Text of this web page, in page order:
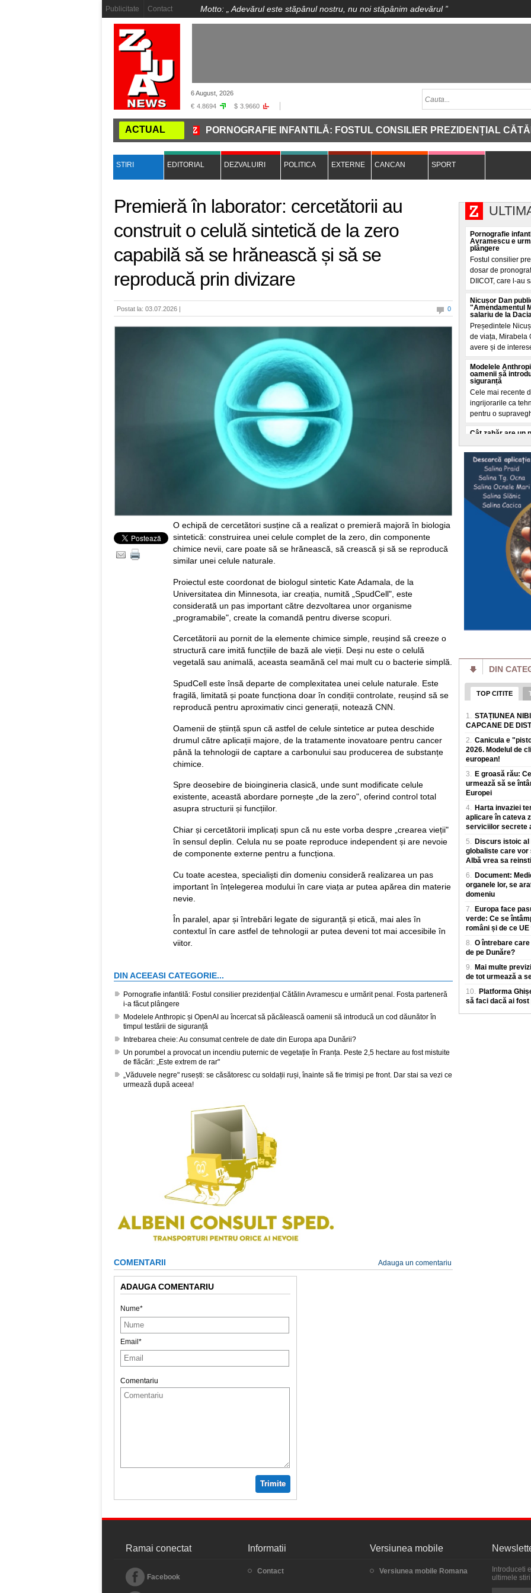
Publicitate Contact Motto: „ Adevărul este stăpânul nostru, nu noi stăpânim adevărul”
6 August, 2026
€ 4.8694 $ 3.9660
ACTUAL
ÎȘI MUTĂ CAPITALA LA NIBIRU PORNOGRAFIE INFANTILĂ: FOSTUL CONSILIER PREZIDENȚIAL CĂTĂLIN
STIRI EDITORIAL DEZVALUIRI POLITICA EXTERNE CANCAN SPORT
Premieră în laborator: cercetătorii au
construit o celulă sintetică de la zero
capabilă să se hrănească și să se
reproducă prin divizare
Postat la: 03.07.2026 | 0
O echipă de cercetători susține că a realizat o premieră majoră în biologia
sintetică: construirea unei celule complet de la zero, din componente
chimice nevii, care poate să se hrănească, să crească și să se reproducă
similar unei celule naturale.
Proiectul este coordonat de biologul sintetic Kate Adamala, de la
Universitatea din Minnesota, iar creația, numită „SpudCell", este
considerată un pas important către dezvoltarea unor organisme
„programabile", create la comandă pentru diverse scopuri.
Cercetătorii au pornit de la elemente chimice simple, reușind să creeze o
structură care imită funcțiile de bază ale vieții. Deși nu este o celulă
vegetală sau animală, aceasta seamănă cel mai mult cu o bacterie simplă.
SpudCell este însă departe de complexitatea unei celule naturale. Este
fragilă, limitată și poate funcționa doar în condiții controlate, reușind să se
reproducă pentru aproximativ cinci generații, notează CNN.
Oamenii de știință spun că astfel de celule sintetice ar putea deschide
drumul către aplicații majore, de la tratamente inovatoare pentru cancer
până la tehnologii de captare a carbonului sau producerea de substanțe
chimice.
Spre deosebire de bioingineria clasică, unde sunt modificate celule
existente, această abordare pornește „de la zero", oferind control total
asupra structurii și funcțiilor.
Chiar și cercetătorii implicați spun că nu este vorba despre „crearea vieții"
în sensul deplin. Celula nu se poate reproduce independent și are nevoie
de componente externe pentru a funcționa.
Cu toate acestea, specialiști din domeniu consideră realizarea un pas
important în înțelegerea modului în care viața ar putea apărea din materie
nevie.
În paralel, apar și întrebări legate de siguranță și etică, mai ales în
contextul în care astfel de tehnologii ar putea deveni tot mai accesibile în
viitor.
DIN ACEEASI CATEGORIE...
Pornografie infantilă: Fostul consilier prezidențial Cătălin Avramescu e urmărit penal. Fosta parteneră
i-a făcut plângere
Modelele Anthropic și OpenAI au încercat să păcălească oamenii să introducă un cod dăunător în
timpul testării de siguranță
Intrebarea cheie: Au consumat centrele de date din Europa apa Dunării?
Un porumbel a provocat un incendiu puternic de vegetație în Franța. Peste 2,5 hectare au fost mistuite
de flăcări: „Este extrem de rar"
„Văduvele negre" rusești: se căsătoresc cu soldații ruși, înainte să fie trimiși pe front. Dar stai sa vezi ce
urmează după aceea!
COMENTARII Adauga un comentariu
ADAUGA COMENTARIU
Nume*
Email*
Comentariu
Trimite
Pornografie
Avramescu e
plângere
Fostul consilier
dosar de
DIICOT, care l-au
Nicușor Dan
"Amendamentul
salariu de la
Președintele
de viața, Mirabela
avere și de
Modelele
oamenii să
siguranță
Cele mai recente
ingrijorarile ca
pentru o
Cât zahăr are un
Calculele sunt
galben, de 3 kg
grame zahar.
Intrebarea
apa Dunării?
Conform datelor
centrelor de date
Serbia - deci din
Un porumbel a
în Franța. Peste
„Este extrem de
Un porumbel
incendiu de
francez
„Văduvele
înainte să fie
după aceea!
armatei pentru a
Scandal după
Motreanu: „PNL
guvernare alături
Secretarul
pune in pericol
Redresare și
Smartwatch
Funcțiile care
În ultimii ani,
simplu accesoriu
monitorizeze s
DIN
TOP CITITE
1. STAȚIUNEA
CAPCANE DE
2. Canicula e
2026. Modelul de
european!
3. E groasă rău:
urmează să se
Europei
4. Harta invaziei
aplicare în cateva
serviciilor secrete
5. Discurs istoic
globaliste care vor
Albă vrea sa
6. Document:
organele lor, se
domeniu
7. Europa face
verde: Ce se
români și de ce
8. O întrebare
de pe Dunăre?
9. Mai multe
de tot urmează a
10. Platforma
să faci dacă ai fost
Ramai conectat
Facebook
Informatii
Contact
Versiunea mobile
Versiunea mobile Romana
Introduceti
ultimele